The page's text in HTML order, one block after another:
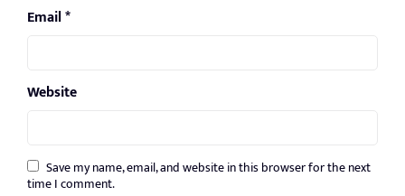
Email*
Website
Save my name, email, and website in this browser for the next
time I comment.